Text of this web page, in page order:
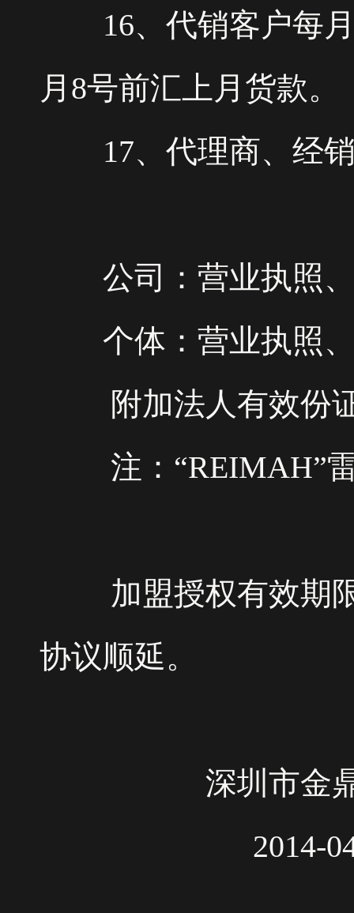
16、代销客户每月
月8号前汇上月货款。
17、代理商、经销
公司：营业执照、
个体：营业执照、
附加法人有效份证
注：“REIMAH”雷
加盟授权有效期限
协议顺延。
深圳市金鼎表
2014-04-